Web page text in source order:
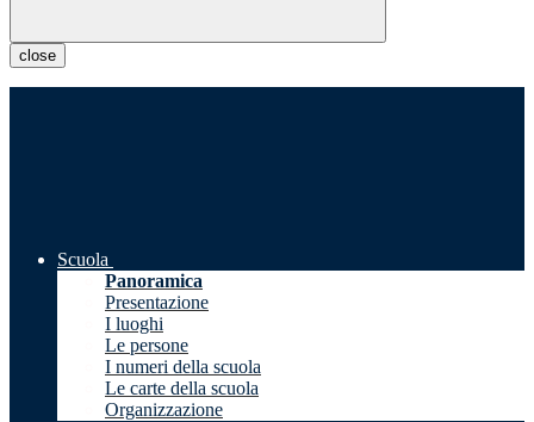
close
Scuola
Panoramica
Presentazione
I luoghi
Le persone
I numeri della scuola
Le carte della scuola
Organizzazione